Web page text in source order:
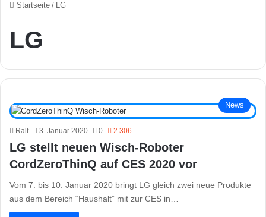
Startseite / LG
LG
News
Ralf 3. Januar 2020 0 2.306
LG stellt neuen Wisch-Roboter
CordZeroThinQ auf CES 2020 vor
Vom 7. bis 10. Januar 2020 bringt LG gleich zwei neue Produkte
aus dem Bereich “Haushalt” mit zur CES in…